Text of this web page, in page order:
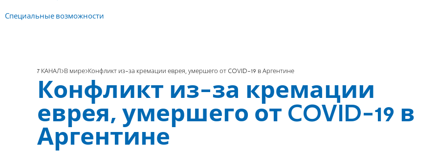
Специальные возможности
7 КАНАЛ В мире Конфликт из-за кремации еврея, умершего от COVID-19 в Аргентине
Конфликт из-за кремации
еврея, умершего от COVID-19 в
Аргентине